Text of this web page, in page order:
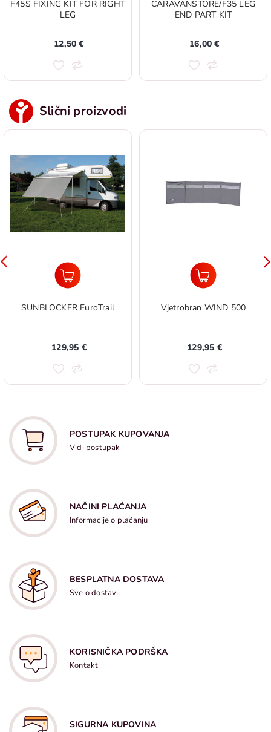
F45S FIXING KIT FOR RIGHT
LEG
12,50 €
CARAVANSTORE/F35 LEG
END PART KIT
16,00 €
Slični proizvodi
SUNBLOCKER EuroTrail
129,95 €
Vjetrobran WIND 500
129,95 €
POSTUPAK KUPOVANJA
Vidi postupak
NAČINI PLAĆANJA
Informacije o plaćanju
BESPLATNA DOSTAVA
Sve o dostavi
KORISNIČKA PODRŠKA
Kontakt
SIGURNA KUPOVINA